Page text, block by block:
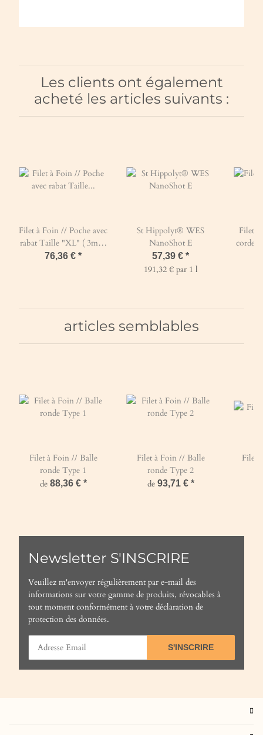
Les clients ont également
acheté les articles suivants :
Filet à Foin // Poche avec
rabat Taille "XL" ( 3m00
x 0m90)-Mailles de 45
76,36 € *
St Hippolyt® WES
NanoShot E
57,39 € *
191,32 € par 1 l
Filet à
corde
articles semblables
Filet à Foin // Balle
ronde Type 1
de 88,36 € *
Filet à Foin // Balle
ronde Type 2
de 93,71 € *
Filet
Newsletter S'INSCRIRE
Veuillez m'envoyer régulièrement par e-mail des
informations sur votre gamme de produits, révocables à
tout moment conformément à votre déclaration de
protection des données.
S'INSCRIRE